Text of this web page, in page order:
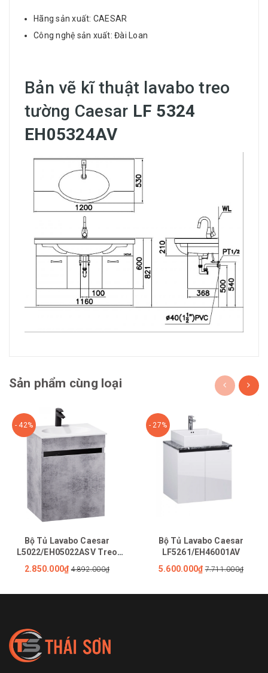
Hãng sản xuất: CAESAR
Công nghệ sản xuất: Đài Loan
Bản vẽ kĩ thuật lavabo treo
tường Caesar LF 5324
EH05324AV
Sản phẩm cùng loại
- 42%
Bộ Tủ Lavabo Caesar
L5022/EH05022ASV Treo
Tường
2.850.000₫ 4.892.000₫
- 27%
Bộ Tủ Lavabo Caesar
LF5261/EH46001AV
5.600.000₫ 7.711.000₫